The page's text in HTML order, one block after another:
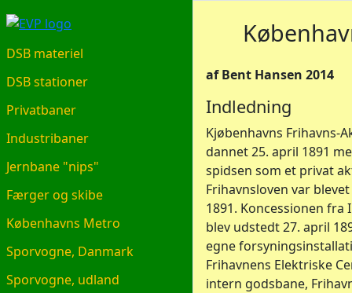
EVP.DK
DSB materiel
DSB stationer
Privatbaner
Industribaner
Jernbane "nips"
Færger og skibe
Københavns Metro
Sporvogne, Danmark
Sporvogne, udland
af Bent Hansen 2014
Indledning
Kjøbenhavns Frihavns-
dannet 25. april 1891
spidsen som et privat
Frihavnsloven var
1891. Koncessionen
blev udstedt 27. april
egne
Frihavnens Elektriske
intern godsbane,